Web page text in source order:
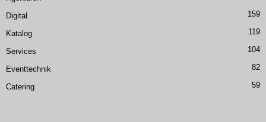
Digital 159
Katalog 119
Services 104
Eventtechnik 82
Catering 59